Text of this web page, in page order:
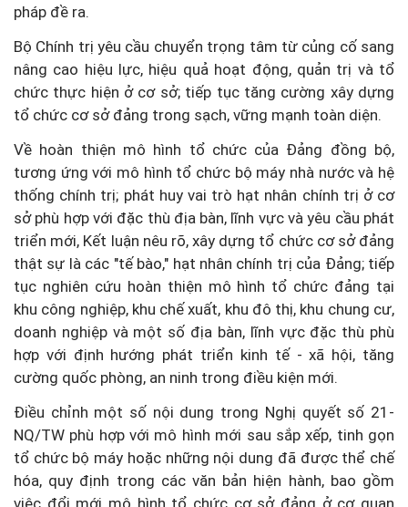
pháp đề ra.
Bộ Chính trị yêu cầu chuyển trọng tâm từ củng cố sang
nâng cao hiệu lực, hiệu quả hoạt động, quản trị và tổ
chức thực hiện ở cơ sở; tiếp tục tăng cường xây dựng
tổ chức cơ sở đảng trong sạch, vững mạnh toàn diện.
Về hoàn thiện mô hình tổ chức của Đảng đồng bộ,
tương ứng với mô hình tổ chức bộ máy nhà nước và hệ
thống chính trị; phát huy vai trò hạt nhân chính trị ở cơ
sở phù hợp với đặc thù địa bàn, lĩnh vực và yêu cầu phát
triển mới, Kết luận nêu rõ, xây dựng tổ chức cơ sở đảng
thật sự là các "tế bào," hạt nhân chính trị của Đảng; tiếp
tục nghiên cứu hoàn thiện mô hình tổ chức đảng tại
khu công nghiệp, khu chế xuất, khu đô thị, khu chung cư,
doanh nghiệp và một số địa bàn, lĩnh vực đặc thù phù
hợp với định hướng phát triển kinh tế - xã hội, tăng
cường quốc phòng, an ninh trong điều kiện mới.
Điều chỉnh một số nội dung trong Nghị quyết số 21-
NQ/TW phù hợp với mô hình mới sau sắp xếp, tinh gọn
tổ chức bộ máy hoặc những nội dung đã được thể chế
hóa, quy định trong các văn bản hiện hành, bao gồm